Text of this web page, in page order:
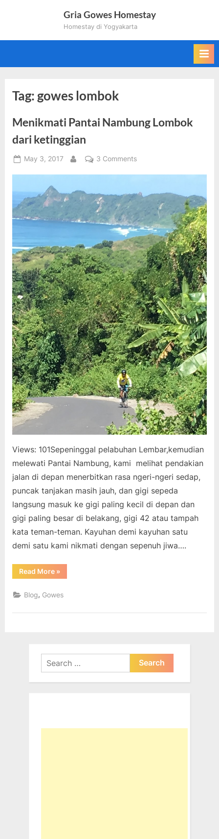
Gria Gowes Homestay
Homestay di Yogyakarta
Tag: gowes lombok
Menikmati Pantai Nambung Lombok
dari ketinggian
Posted
May 3, 2017
By
3 Commentson
Nambung
Lombok
dari
ketinggian
Views: 101Sepeninggal pelabuhan Lembar,kemudian
melewati Pantai Nambung, kami melihat pendakian
jalan di depan menerbitkan rasa ngeri-ngeri sedap,
puncak tanjakan masih jauh, dan gigi sepeda
langsung masuk ke gigi paling kecil di depan dan
gigi paling besar di belakang, gigi 42 atau tampah
kata teman-teman. Kayuhan demi kayuhan satu
demi satu kami nikmati dengan sepenuh jiwa….
Read More“Menikmati
Pantai
dari
»
Blog, Gowes
Search
for: